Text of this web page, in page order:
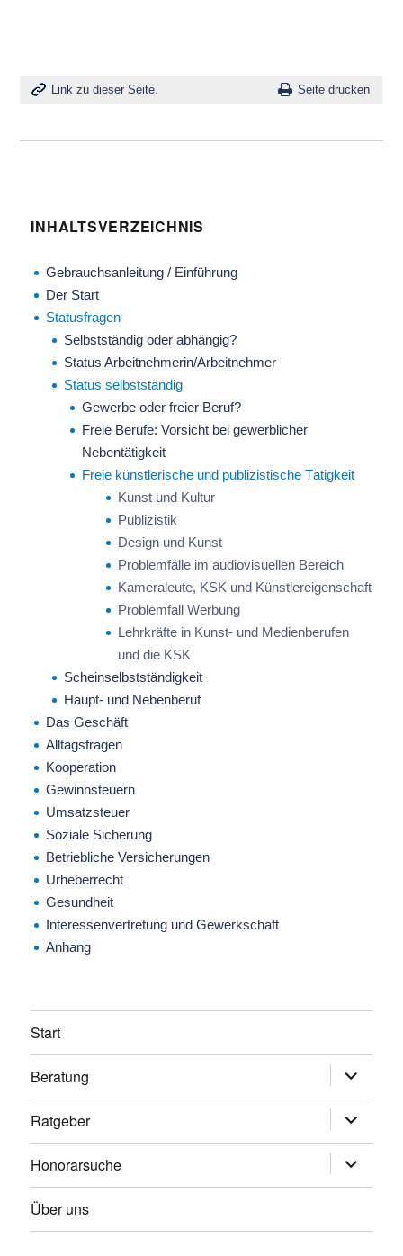
Link zu dieser Seite. Seite drucken
INHALTSVERZEICHNIS
Gebrauchsanleitung / Einführung
Der Start
Statusfragen
Selbstständig oder abhängig?
Status Arbeitnehmerin/Arbeitnehmer
Status selbstständig
Gewerbe oder freier Beruf?
Freie Berufe: Vorsicht bei gewerblicher
Nebentätigkeit
Freie künstlerische und publizistische Tätigkeit
Kunst und Kultur
Publizistik
Design und Kunst
Problemfälle im audiovisuellen Bereich
Kameraleute, KSK und Künstlereigenschaft
Problemfall Werbung
Lehrkräfte in Kunst- und Medienberufen
und die KSK
Scheinselbstständigkeit
Haupt- und Nebenberuf
Das Geschäft
Alltagsfragen
Kooperation
Gewinnsteuern
Umsatzsteuer
Soziale Sicherung
Betriebliche Versicherungen
Urheberrecht
Gesundheit
Interessenvertretung und Gewerkschaft
Anhang
Start
Beratung
anzeigen
Ratgeber
anzeigen
Honorarsuche
anzeigen
Über uns